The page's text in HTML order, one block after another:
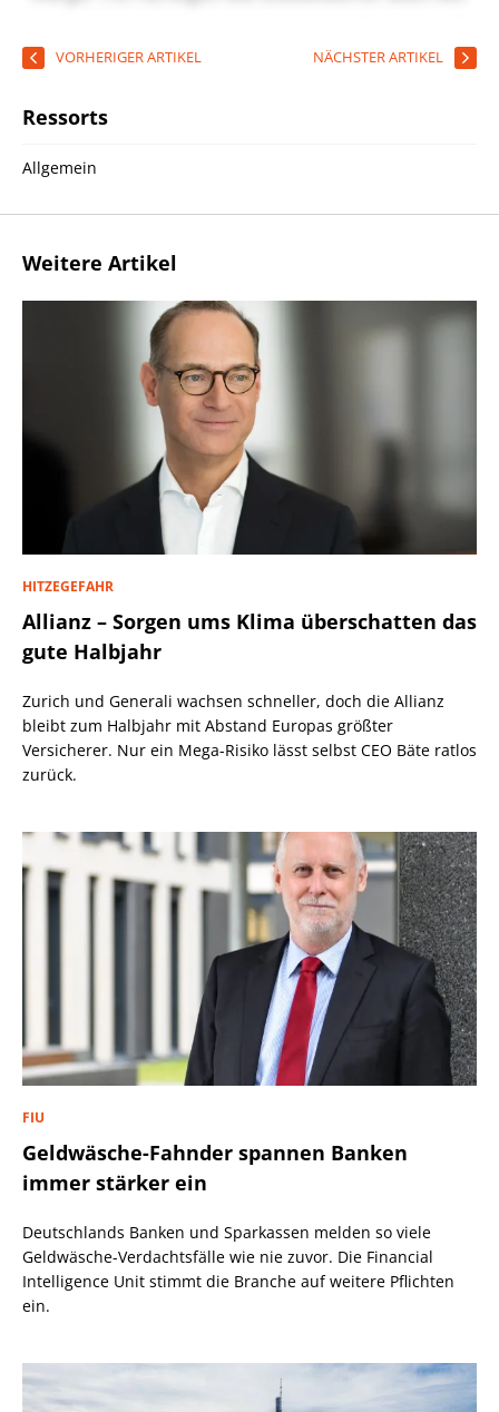
VORHERIGER ARTIKEL NÄCHSTER ARTIKEL
Ressorts
Allgemein
Weitere Artikel
HITZEGEFAHR
Allianz – Sorgen ums Klima überschatten das
gute Halbjahr
Zurich und Generali wachsen schneller, doch die Allianz
bleibt zum Halbjahr mit Abstand Europas größter
Versicherer. Nur ein Mega-Risiko lässt selbst CEO Bäte ratlos
zurück.
FIU
Geldwäsche-Fahnder spannen Banken
immer stärker ein
Deutschlands Banken und Sparkassen melden so viele
Geldwäsche-Verdachtsfälle wie nie zuvor. Die Financial
Intelligence Unit stimmt die Branche auf weitere Pflichten
ein.